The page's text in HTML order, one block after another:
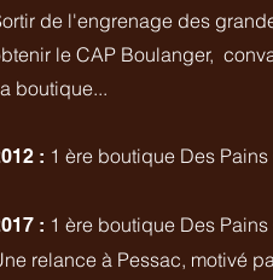
de l'engrenage des
le CAP Boulanger,
boutique...
: 1 ère boutique Des
: 1 ère boutique Des
relance à Pessac, motivé